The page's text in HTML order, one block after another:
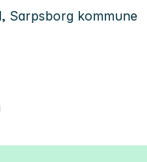
Sarpsborg kommune